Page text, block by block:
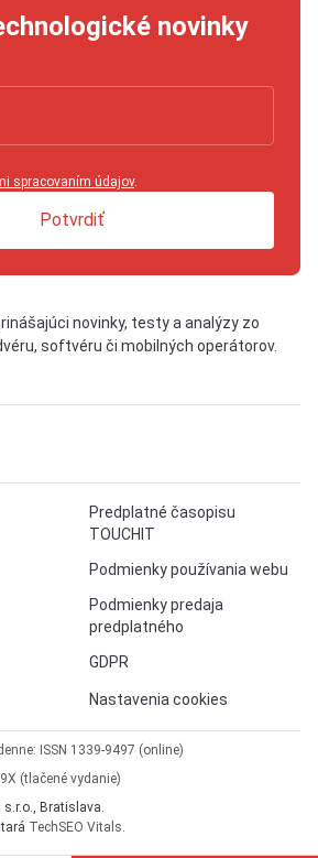
novinky
spracovaním údajov.
Potvrdiť
novinky, testy a analýzy zo
softvéru či mobilných operátorov.
Predplatné časopisu
TOUCHIT
Podmienky používania webu
Podmienky predaja
predplatného
GDPR
Nastavenia cookies
ISSN 1339-9497 (online)
(tlačené vydanie)
Bratislava.
TechSEO Vitals.